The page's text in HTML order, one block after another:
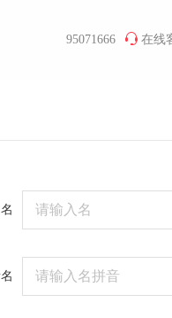
95071666 在线